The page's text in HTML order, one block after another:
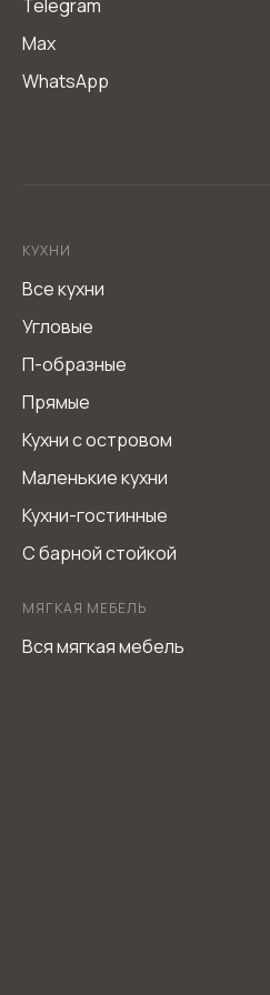
Telegram
Max
WhatsApp
КУХНИ
Все кухни
Угловые
П-образные
Прямые
Кухни с островом
Маленькие кухни
Кухни-гостинные
С барной стойкой
МЯГКАЯ МЕБЕЛЬ
Вся мягкая мебель
Согласие на обработку персональных данных
Политика обработки персональных данных